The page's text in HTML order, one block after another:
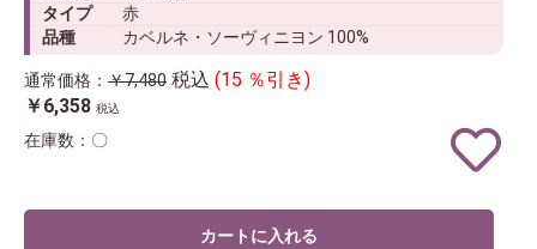
タイプ
赤
品種
カベルネ・ソーヴィニヨン 100%
通常価格： ￥7,480 税込 (15 ％引き)
￥6,358 税込
在庫数：〇
カートに入れる